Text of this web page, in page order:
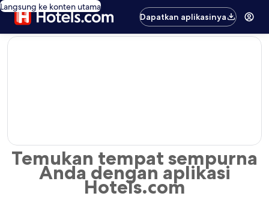
Langsung ke konten utama
Dapatkan aplikasinya
editorial
Temukan tempat sempurna
Anda dengan aplikasi
Hotels.com